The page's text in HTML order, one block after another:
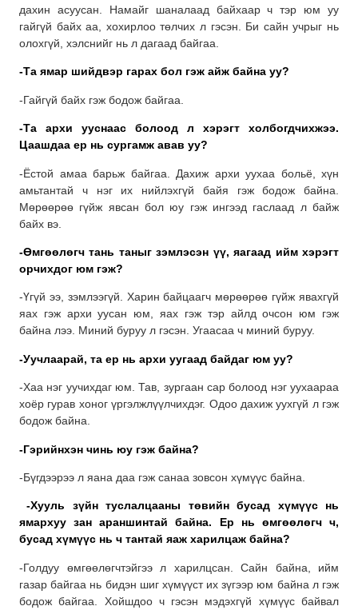
дахин асуусан. Намайг шаналаад байхаар ч тэр юм уу
гайгүй байх аа, хохирлоо төлчих л гэсэн. Би сайн учрыг нь
олохгүй, хэлснийг нь л дагаад байгаа.
-Та ямар шийдвэр гарах бол гэж айж байна уу?
-Гайгүй байх гэж бодож байгаа.
-Та архи ууснаас болоод л хэрэгт холбогдчихжээ.
Цаашдаа ер нь сургамж авав уу?
-Ёстой амаа барьж байгаа. Дахиж архи уухаа больё, хүн
амьтантай ч нэг их нийлэхгүй байя гэж бодож байна.
Мөрөөрөө гүйж явсан бол юу гэж ингээд гаслаад л байж
байх вэ.
-Өмгөөлөгч тань таныг зэмлэсэн үү, яагаад ийм хэрэгт
орчихдог юм гэж?
-Үгүй ээ, зэмлээгүй. Харин байцаагч мөрөөрөө гүйж явахгүй
яах гэж архи уусан юм, яах гэж тэр айлд очсон юм гэж
байна лээ. Миний буруу л гэсэн. Угаасаа ч миний буруу.
-Уучлаарай, та ер нь архи уугаад байдаг юм уу?
-Хаа нэг уучихдаг юм. Тав, зургаан сар болоод нэг уухаараа
хоёр гурав хоног үргэлжлүүлчихдэг. Одоо дахиж уухгүй л гэж
бодож байна.
-Гэрийнхэн чинь юу гэж байна?
-Бүгдээрээ л яана даа гэж санаа зовсон хүмүүс байна.
-Хууль зүйн туслалцааны төвийн бусад хүмүүс нь
ямархуу зан араншинтай байна. Ер нь өмгөөлөгч ч,
бусад хүмүүс нь ч тантай яаж харилцаж байна?
-Голдуу өмгөөлөгчтэйгээ л харилцсан. Сайн байна, ийм
газар байгаа нь бидэн шиг хүмүүст их зүгээр юм байна л гэж
бодож байгаа. Хойшдоо ч гэсэн мэдэхгүй хүмүүс байвал